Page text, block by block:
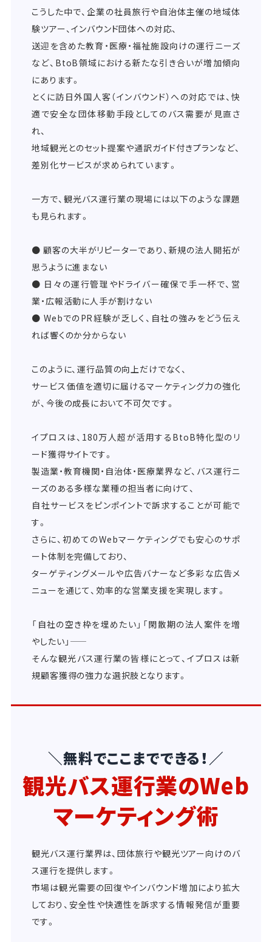
こうした中で、企業の社員旅行や自治体主催の地域体
験ツアー、インバウンド団体への対応、
送迎を含めた教育・医療・福祉施設向けの運行ニーズ
など、BtoB領域における新たな引き合いが増加傾向
にあります。
とくに訪日外国人客（インバウンド）への対応では、快
適で安全な団体移動手段としてのバス需要が見直さ
れ、
地域観光とのセット提案や通訳ガイド付きプランなど、
差別化サービスが求められています。
一方で、観光バス運行業の現場には以下のような課題
も見られます。
● 顧客の大半がリピーターであり、新規の法人開拓が
思うように進まない
● 日々の運行管理やドライバー確保で手一杯で、営
業・広報活動に人手が割けない
● WebでのPR経験が乏しく、自社の強みをどう伝え
れば響くのか分からない
このように、運行品質の向上だけでなく、
サービス価値を適切に届けるマーケティング力の強化
が、今後の成長において不可欠です。
イプロスは、180万人超が活用するBtoB特化型のリ
ード獲得サイトです。
製造業・教育機関・自治体・医療業界など、バス運行ニ
ーズのある多様な業種の担当者に向けて、
自社サービスをピンポイントで訴求することが可能で
す。
さらに、初めてのWebマーケティングでも安心のサポ
ート体制を完備しており、
ターゲティングメールや広告バナーなど多彩な広告メ
ニューを通じて、効率的な営業支援を実現します。
「自社の空き枠を埋めたい」「閑散期の法人案件を増
やしたい」――
そんな観光バス運行業の皆様にとって、イプロスは新
規顧客獲得の強力な選択肢となります。
＼無料でここまでできる！／
観光バス運行業のWeb
マーケティング術
観光バス運行業界は、団体旅行や観光ツアー向けのバ
ス運行を提供します。
市場は観光需要の回復やインバウンド増加により拡大
しており、安全性や快適性を訴求する情報発信が重要
です。